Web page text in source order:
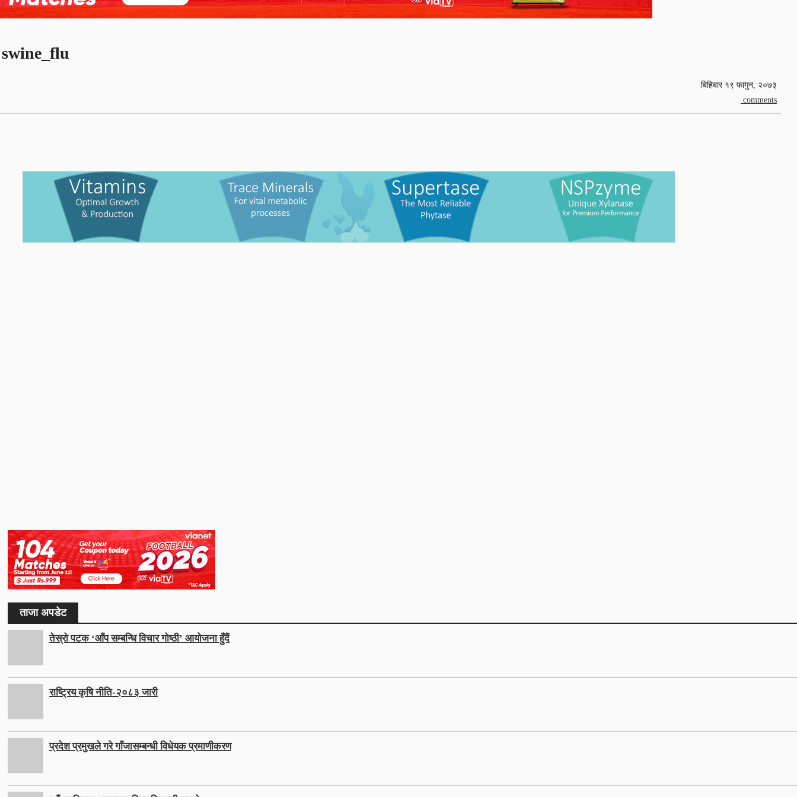
swine_flu
बिहिबार १९ फागुन, २०७३
comments
ताजा अपडेट
तेस्रो पटक ‘आँप सम्बन्धि विचार गोष्ठी’ आयोजना हुँदैं
राष्ट्रिय कृषि नीति-२०८३ जारी
प्रदेश प्रमुखले गरे गाँजासम्बन्धी विधेयक प्रमाणीकरण